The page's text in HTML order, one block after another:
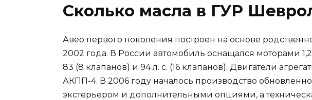
Сколько масла в ГУР
Авео первого поколения построен на основе
2002 года. В России автомобиль оснащался моторами
83 (8 клапанов) и 94 л. с. (16 клапанов). Двигатели
АКПП-4. В 2006 году началось производство
экстерьером и дополнительными опциями, а